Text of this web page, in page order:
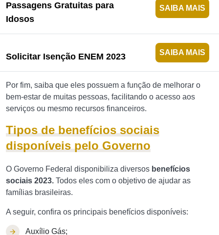
Passagens Gratuitas para
Idosos
SAIBA MAIS
Solicitar Isenção ENEM 2023 SAIBA MAIS
Por fim, saiba que eles possuem a função de melhorar o
bem-estar de muitas pessoas, facilitando o acesso aos
serviços ou mesmo recursos financeiros.
Tipos de benefícios sociais
disponíveis pelo Governo
O Governo Federal disponibiliza diversos benefícios
sociais 2023. Todos eles com o objetivo de ajudar as
famílias brasileiras.
A seguir, confira os principais benefícios disponíveis:
Auxílio Gás;